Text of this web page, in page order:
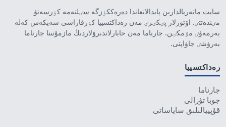
سايت ماتەريالدارىن پايدالانعاندا دەرەككٶزگە سٸلتەمە كٶرسەتۋ
مٸندەتتٸ. اۆتورلار پٸكٸرٸ مەن رەداكتسييا كٶزقاراسى سەيكەس كەلە
بەرمەۋٸ مٷمكٸن. جارناما مەن حابارلاندىرۋلاردىڭ مازمۇنىنا جارناما
بەرۋشٸ جاۋاپتى.
رەداكتسييا
جارناما
جوبا تۋرالى
قۇپييالىلىق ساياساتى